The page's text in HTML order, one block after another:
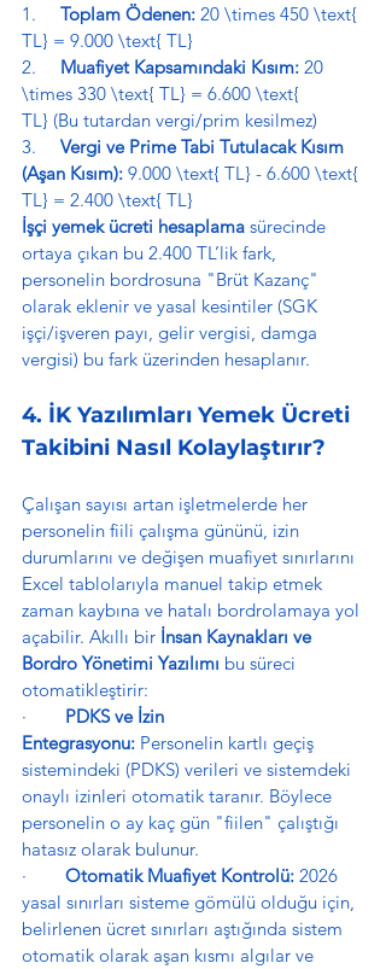
1. Toplam Ödenen: 20 \times 450 \text{
TL} = 9.000 \text{ TL}
2. Muafiyet Kapsamındaki Kısım: 20
\times 330 \text{ TL} = 6.600 \text{
TL} (Bu tutardan vergi/prim kesilmez)
3. Vergi ve Prime Tabi Tutulacak Kısım
(Aşan Kısım): 9.000 \text{ TL} - 6.600 \text{
TL} = 2.400 \text{ TL}
İşçi yemek ücreti hesaplama sürecinde
ortaya çıkan bu 2.400 TL’lik fark,
personelin bordrosuna "Brüt Kazanç"
olarak eklenir ve yasal kesintiler (SGK
işçi/işveren payı, gelir vergisi, damga
vergisi) bu fark üzerinden hesaplanır.
4. İK Yazılımları Yemek Ücreti
Takibini Nasıl Kolaylaştırır?
Çalışan sayısı artan işletmelerde her
personelin fiili çalışma gününü, izin
durumlarını ve değişen muafiyet sınırlarını
Excel tablolarıyla manuel takip etmek
zaman kaybına ve hatalı bordrolamaya yol
açabilir. Akıllı bir İnsan Kaynakları ve
Bordro Yönetimi Yazılımı bu süreci
otomatikleştirir:
· PDKS ve İzin
Entegrasyonu: Personelin kartlı geçiş
sistemindeki (PDKS) verileri ve sistemdeki
onaylı izinleri otomatik taranır. Böylece
personelin o ay kaç gün "fiilen" çalıştığı
hatasız olarak bulunur.
· Otomatik Muafiyet Kontrolü: 2026
yasal sınırları sisteme gömülü olduğu için,
belirlenen ücret sınırları aştığında sistem
otomatik olarak aşan kısmı algılar ve